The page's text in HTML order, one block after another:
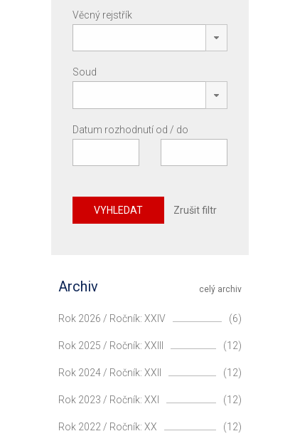
Věcný rejstřík
Soud
Datum rozhodnutí od / do
VYHLEDAT Zrušit filtr
celý archiv
Archiv
Rok 2026 / Ročník: XXIV (6)
Rok 2025 / Ročník: XXIII (12)
Rok 2024 / Ročník: XXII (12)
Rok 2023 / Ročník: XXI (12)
Rok 2022 / Ročník: XX (12)